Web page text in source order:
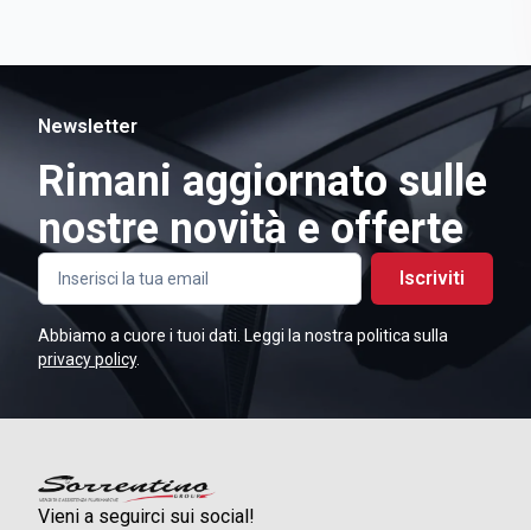
Newsletter
Rimani aggiornato sulle
nostre novità e offerte
Iscriviti
Abbiamo a cuore i tuoi dati. Leggi la nostra politica sulla
privacy policy.
Vieni a seguirci sui social!